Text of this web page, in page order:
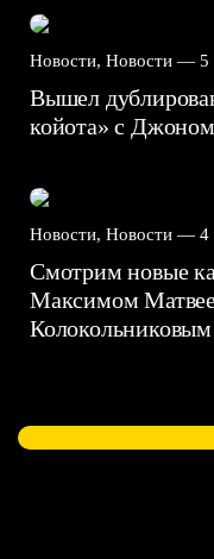
Новости, Новости — 5
Вышел
койота» с
Новости, Новости — 4
Смотрим новые
Максимом
Колокольниковым